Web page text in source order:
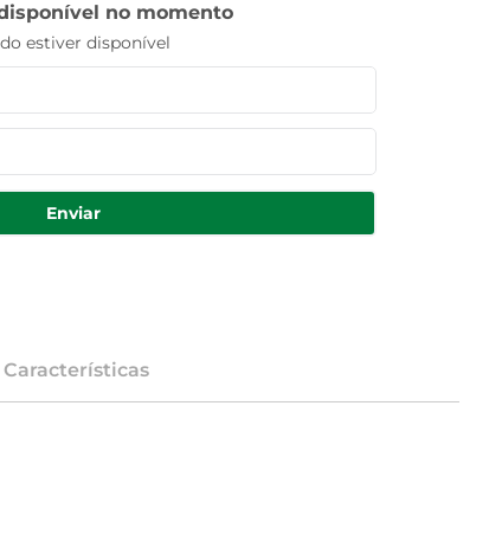
no momento
estiver disponível
Enviar
Características